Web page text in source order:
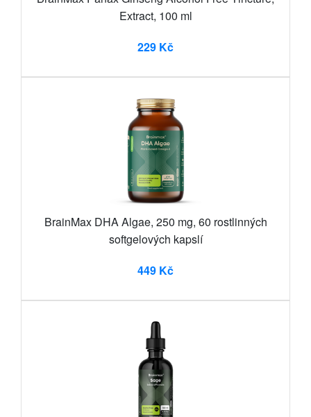
Extract, 100 ml
229 Kč
BrainMax DHA Algae, 250 mg, 60 rostlinných
softgelových kapslí
449 Kč